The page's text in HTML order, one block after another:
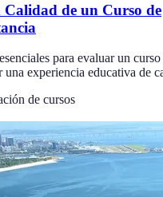
de un Curso de
para evaluar un
una experiencia educativa de
de cursos